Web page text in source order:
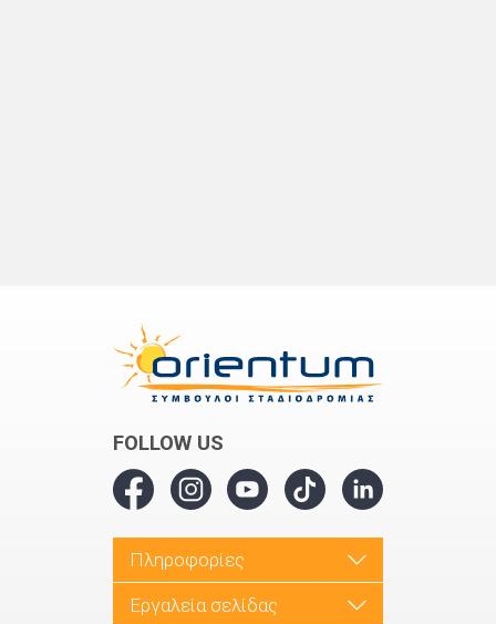
FOLLOW US
Πληροφορίες
Εργαλεία σελίδας